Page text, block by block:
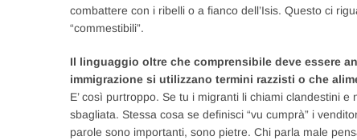
combattere con i ribelli o a fianco dell’Isis. Questo ci
“commestibili”.
Il linguaggio oltre che comprensibile deve essere
immigrazione si utilizzano termini razzisti o che
E’ così purtroppo. Se tu i migranti li chiami clandestini
sbagliata. Stessa cosa se definisci “vu cumprà” i
parole sono importanti, sono pietre. Chi parla male